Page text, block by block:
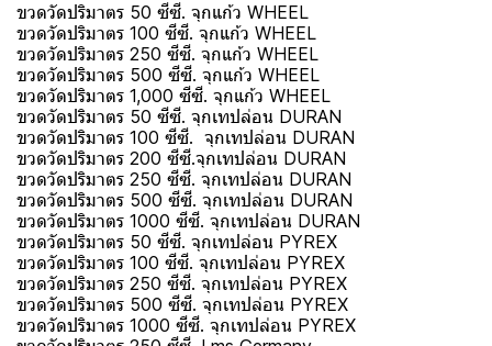
ขวดวัดปริมาตร 50 ซีซี. จุกแก้ว WHEEL
ขวดวัดปริมาตร 100 ซีซี. จุกแก้ว WHEEL
ขวดวัดปริมาตร 250 ซีซี. จุกแก้ว WHEEL
ขวดวัดปริมาตร 500 ซีซี. จุกแก้ว WHEEL
ขวดวัดปริมาตร 1,000 ซีซี. จุกแก้ว WHEEL
ขวดวัดปริมาตร 50 ซีซี. จุกเทปล่อน DURAN
ขวดวัดปริมาตร 100 ซีซี. จุกเทปล่อน DURAN
ขวดวัดปริมาตร 200 ซีซี.จุกเทปล่อน DURAN
ขวดวัดปริมาตร 250 ซีซี. จุกเทปล่อน DURAN
ขวดวัดปริมาตร 500 ซีซี. จุกเทปล่อน DURAN
ขวดวัดปริมาตร 1000 ซีซี. จุกเทปล่อน DURAN
ขวดวัดปริมาตร 50 ซีซี. จุกเทปล่อน PYREX
ขวดวัดปริมาตร 100 ซีซี. จุกเทปล่อน PYREX
ขวดวัดปริมาตร 250 ซีซี. จุกเทปล่อน PYREX
ขวดวัดปริมาตร 500 ซีซี. จุกเทปล่อน PYREX
ขวดวัดปริมาตร 1000 ซีซี. จุกเทปล่อน PYREX